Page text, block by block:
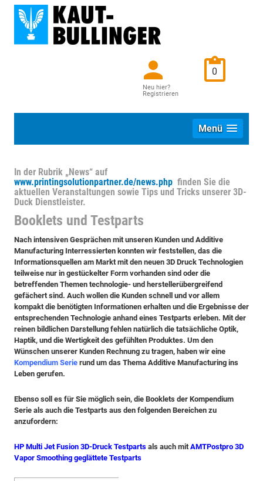
Neu hier?
Registrieren
0
Menü
In der Rubrik „News“ auf
www.printingsolutionpartner.de/news.php finden Sie die
aktuellen Veranstaltungen sowie Tips und Tricks unserer 3D-
Duck Dienstleister.
Booklets und Testparts
Nach intensiven Gesprächen mit unseren Kunden und Additive
Manufacturing Interressierten konnten wir feststellen, das die
Informationsquellen am Markt mit den neuen 3D Druck Technologien
teilweise nur in gestückelter Form vorhanden sind oder die
betreffenden Themen technologie- und herstellerübergreifend
gefächert sind. Auch wollen die Kunden schnell und vor allem
kompakt die benötigten Informationen erhalten und die Ergebnisse der
entsprechenden Technologie anhand eines Testparts erleben. Mit der
reinen bildlichen Darstellung fehlen natürlich die tatsächliche Optik,
Haptik, und die Wertigkeit des gefühlten Produktes. Um den
Wünschen unserer Kunden Rechnung zu tragen, haben wir eine
Kompendium Serie rund um das Thema Additive Manufacturing ins
Leben gerufen.
Ebenso soll es für Sie möglich sein, die Booklets der Kompendium
Serie als auch die Testparts aus den folgenden Bereichen zu
anzufordern:
HP Multi Jet Fusion 3D-Druck Testparts als auch mit AMTPostpro 3D
Vapor Smoothing geglättete Testparts